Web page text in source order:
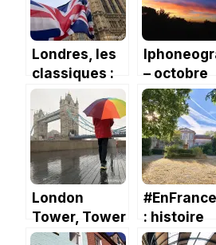
Londres, les
classiques :
relève de la
garde et Big
Ben
– octobre
2017 de
l’Aveyron
Poitou en
passant
Paris.
London
Tower, Tower
Bridge et
: histoire
d’une rue